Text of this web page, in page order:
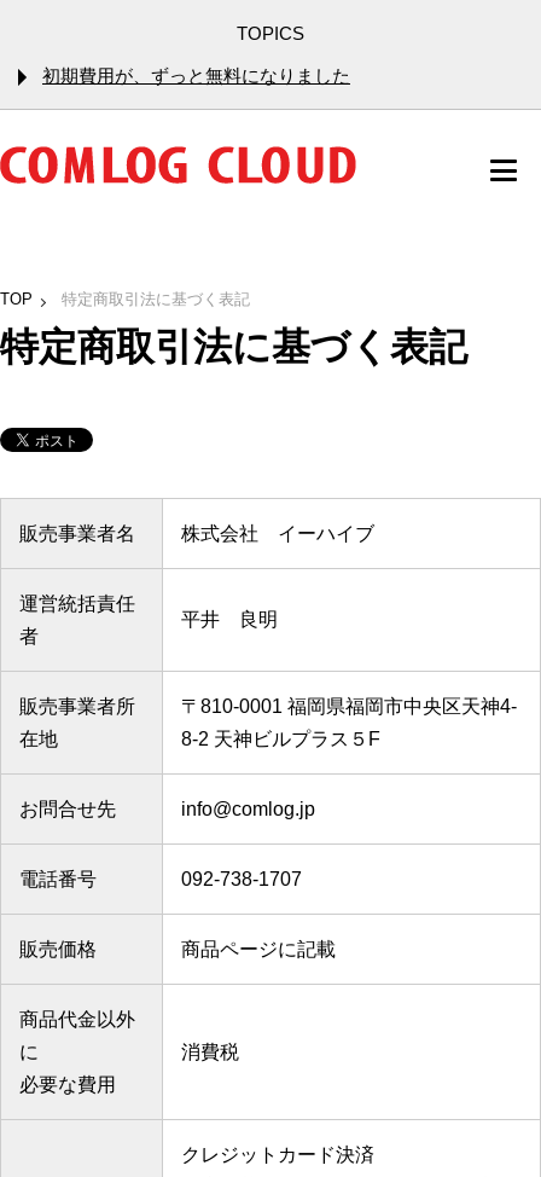
TOPICS
初期費用が、ずっと無料になりました
TOP 特定商取引法に基づく表記
特定商取引法に基づく表記
販売事業者名 株式会社 イーハイブ
運営統括責任
者
平井 良明
販売事業者所
在地
〒810-0001 福岡県福岡市中央区天神4-
8-2 天神ビルプラス５F
お問合せ先 info@comlog.jp
電話番号 092-738-1707
販売価格 商品ページに記載
商品代金以外
に
必要な費用
消費税
クレジットカード決済